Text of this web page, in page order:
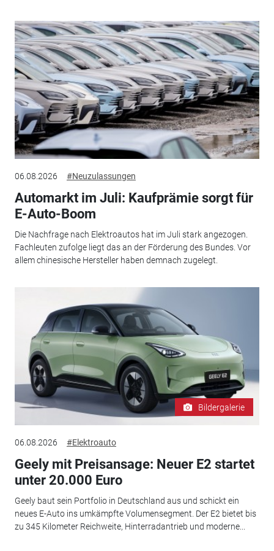
06.08.2026 #Neuzulassungen
Automarkt im Juli: Kaufprämie sorgt für
E-Auto-Boom
Die Nachfrage nach Elektroautos hat im Juli stark angezogen.
Fachleuten zufolge liegt das an der Förderung des Bundes. Vor
allem chinesische Hersteller haben demnach zugelegt.
Bildergalerie
06.08.2026 #Elektroauto
Geely mit Preisansage: Neuer E2 startet
unter 20.000 Euro
Geely baut sein Portfolio in Deutschland aus und schickt ein
neues E-Auto ins umkämpfte Volumensegment. Der E2 bietet bis
zu 345 Kilometer Reichweite, Hinterradantrieb und moderne...